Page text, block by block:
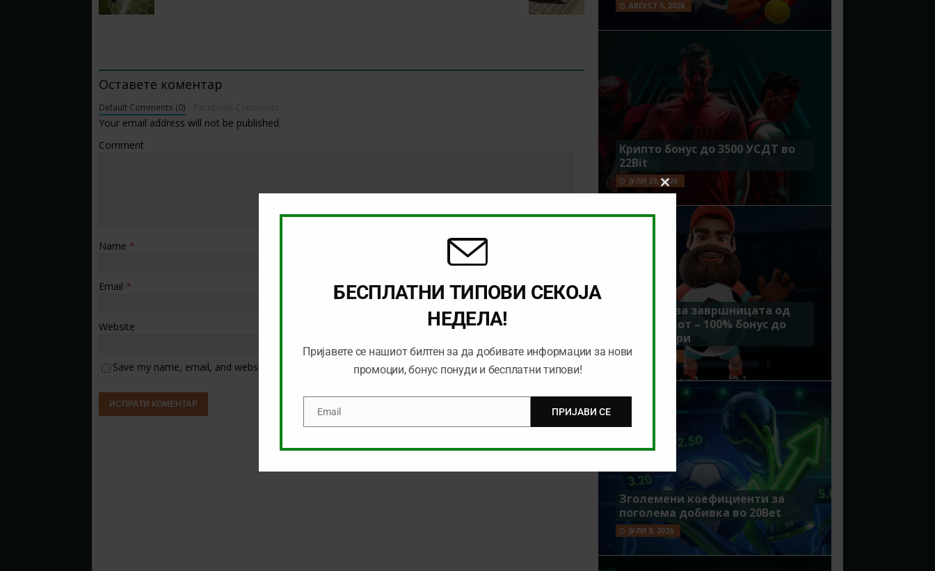
Оставете коментар
Default Comments (0)
Your email address will not be published.
Comment
Name *
Email *
Website
Save my name, email, and website in this browser for the next time I comment.
АВГУСТ 5, 2026
Крипто бонус до 3500 УСДТ во
22Bit
ЈУЛИ 29, 2026
Идеално за завршницата од
Мундијалот – 100% бонус до
7500 денари
ЈУЛИ 15, 2026
Зголемени коефициенти за
поголема добивка во 20Bet
ЈУЛИ 8, 2026
Close
module
БЕСПЛАТНИ ТИПОВИ СЕКОЈА
НЕДЕЛА!
Пријавете се нашиот билтен за да добивате информации за нови
промоции, бонус понуди и бесплатни типови!
EmailEmail ПРИЈАВИ СЕ